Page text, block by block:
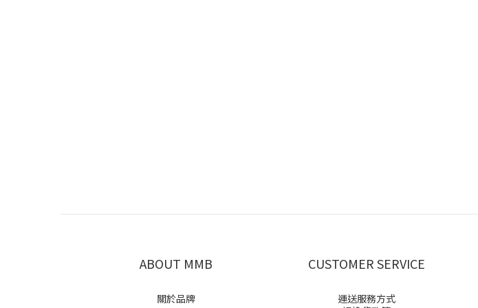
ABOUT MMB
關於品牌
CUSTOMER SERVICE
運送服務方式